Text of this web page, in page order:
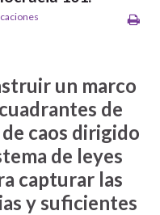
un marco
de
caos dirigido
de leyes
capturar las
y suficientes